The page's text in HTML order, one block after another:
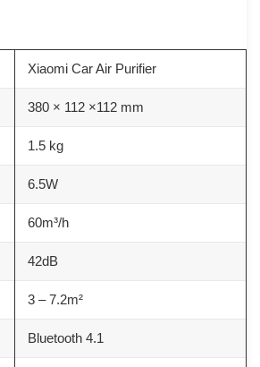
Xiaomi Car Air Purifier
380 × 112 ×112 mm
1.5 kg
6.5W
60m³/h
42dB
3 – 7.2m²
Bluetooth 4.1